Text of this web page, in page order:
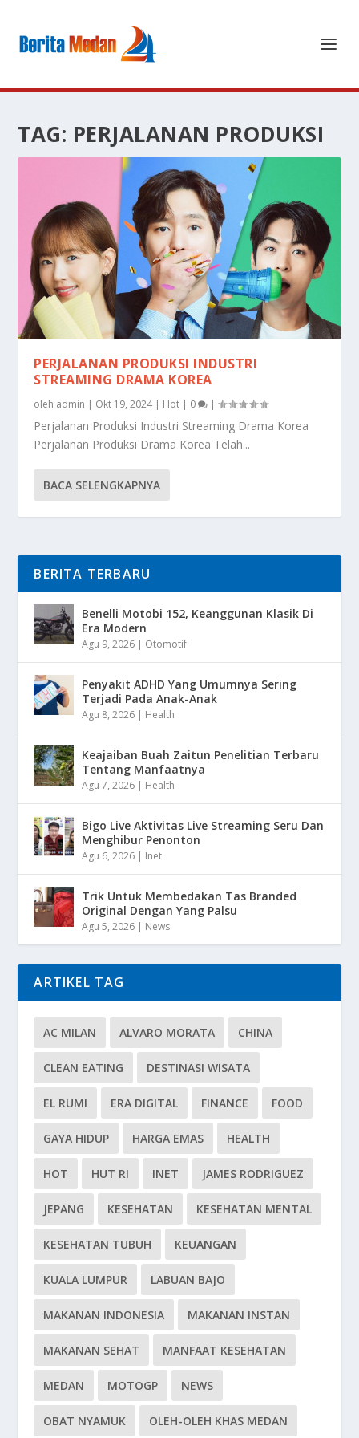
TAG: PERJALANAN PRODUKSI
PERJALANAN PRODUKSI INDUSTRI
STREAMING DRAMA KOREA
oleh admin | Okt 19, 2024| Hot | 0 |
Perjalanan Produksi Industri Streaming Drama Korea
Perjalanan Produksi Drama Korea Telah...
BACA SELENGKAPNYA
BERITA TERBARU
Benelli Motobi 152, Keanggunan Klasik Di
Era Modern
Agu 9, 2026 | Otomotif
Penyakit ADHD Yang Umumnya Sering
Terjadi Pada Anak-Anak
Agu 8, 2026 | Health
Keajaiban Buah Zaitun Penelitian Terbaru
Tentang Manfaatnya
Agu 7, 2026 | Health
Bigo Live Aktivitas Live Streaming Seru Dan
Menghibur Penonton
Agu 6, 2026 | Inet
Trik Untuk Membedakan Tas Branded
Original Dengan Yang Palsu
Agu 5, 2026 | News
ARTIKEL TAG
AC MILAN ALVARO MORATA CHINA
CLEAN EATING DESTINASI WISATA
EL RUMI ERA DIGITAL FINANCE FOOD
GAYA HIDUP HARGA EMAS HEALTH
HOT HUT RI INET JAMES RODRIGUEZ
JEPANG KESEHATAN KESEHATAN MENTAL
KESEHATAN TUBUH KEUANGAN
KUALA LUMPUR LABUAN BAJO
MAKANAN INDONESIA MAKANAN INSTAN
MAKANAN SEHAT MANFAAT KESEHATAN
MEDAN MOTOGP NEWS
OBAT NYAMUK OLEH-OLEH KHAS MEDAN